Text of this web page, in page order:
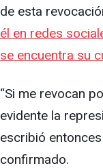
de esta
él en redes
se encuentra su
“Si me revocan
evidente la
escribió
confirmado.